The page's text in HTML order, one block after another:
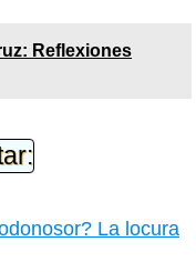
Reflexiones
La locura